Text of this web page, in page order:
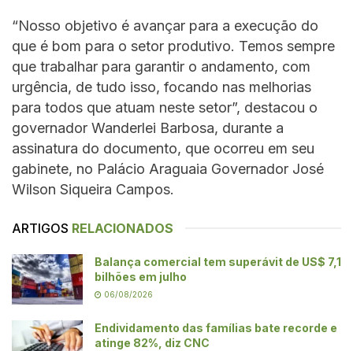
“Nosso objetivo é avançar para a execução do
que é bom para o setor produtivo. Temos sempre
que trabalhar para garantir o andamento, com
urgência, de tudo isso, focando nas melhorias
para todos que atuam neste setor”, destacou o
governador Wanderlei Barbosa, durante a
assinatura do documento, que ocorreu em seu
gabinete, no Palácio Araguaia Governador José
Wilson Siqueira Campos.
ARTIGOS RELACIONADOS
Balança comercial tem superávit de US$ 7,1
bilhões em julho
06/08/2026
Endividamento das famílias bate recorde e
atinge 82%, diz CNC